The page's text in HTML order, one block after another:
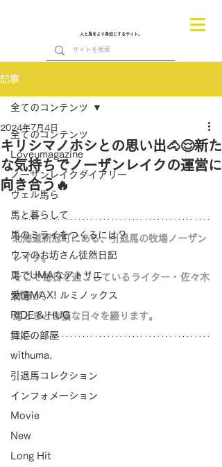
人と馬をより身近にするサイト。
記事
全てのコンテンツ
Loveumagazine
ノーザンレイクダイアリー
ヴェル馬ら
馬と暮らして
馬のミライをつくるには？
ウマのお坊さん徒然日記
馬でUMAなアトリエ
愛情MAX! ルミノックス
RIDE & HUG
舞姫の部屋
withuma.
引退馬コレクション
インフォメーション
Movie
New
Long Hit
全てのコンテンツ
キリシマノホシとの思い出🐴😌新た
な気持ちでノーザンレイクの運営に
向き合う🔥
2024年7月4日
北海道新冠町にある、引退馬の牧場ノーザン
レイク。
そこで毎日を過ごしているライター・佐々木
祥恵が、
馬ときどき猫な日々を綴ります。